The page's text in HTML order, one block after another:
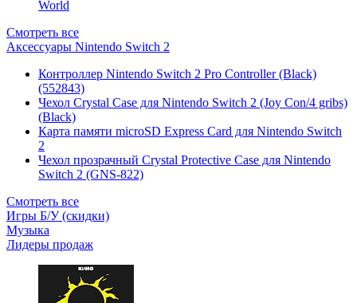
World
Смотреть все
Аксессуары Nintendo Switch 2
Контроллер Nintendo Switch 2 Pro Controller (Black)
(552843)
Чехол Сrystal Сase для Nintendo Switch 2 (Joy Con/4 gribs)
(Black)
Карта памяти microSD Express Card для Nintendo Switch
2
Чехол прозрачный Crystal Protective Case для Nintendo
Switch 2 (GNS-822)
Смотреть все
Игры Б/У (скидки)
Музыка
Лидеры продаж